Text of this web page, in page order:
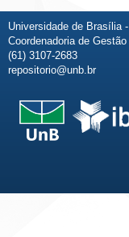
Universidade de Brasília
Coordenadoria de
(61) 3107-2683
repositorio@unb.br